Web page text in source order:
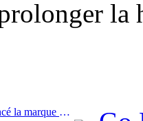
la
Prev:China Travel Group a lancé la marque « China Travel Good Times » pour se développer sur le marché du tourisme senior.